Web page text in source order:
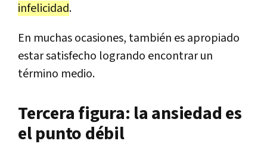
infelicidad.
En muchas ocasiones, también es apropiado
estar satisfecho logrando encontrar un
término medio.
Tercera figura: la ansiedad es
el punto débil